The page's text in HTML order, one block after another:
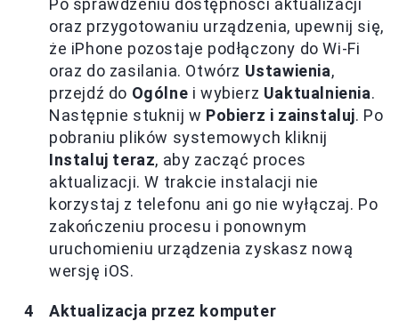
Po sprawdzeniu dostępności aktualizacji
oraz przygotowaniu urządzenia, upewnij się,
że iPhone pozostaje podłączony do Wi-Fi
oraz do zasilania. Otwórz Ustawienia,
przejdź do Ogólne i wybierz Uaktualnienia.
Następnie stuknij w Pobierz i zainstaluj. Po
pobraniu plików systemowych kliknij
Instaluj teraz, aby zacząć proces
aktualizacji. W trakcie instalacji nie
korzystaj z telefonu ani go nie wyłączaj. Po
zakończeniu procesu i ponownym
uruchomieniu urządzenia zyskasz nową
wersję iOS.
Aktualizacja przez komputer